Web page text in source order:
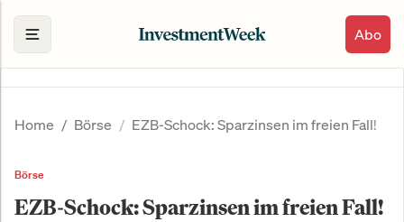
Abo
Home Börse EZB-Schock: Sparzinsen im freien Fall!
Börse
EZB-Schock: Sparzinsen im freien Fall!